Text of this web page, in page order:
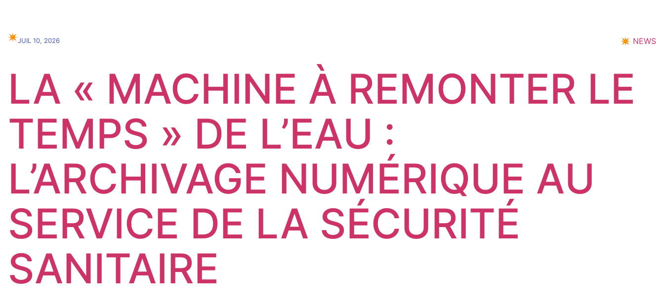
✴︎JUIL 10, 2026 ✴︎ NEWS
LA « MACHINE À REMONTER LE
TEMPS » DE L’EAU :
L’ARCHIVAGE NUMÉRIQUE AU
SERVICE DE LA SÉCURITÉ
SANITAIRE